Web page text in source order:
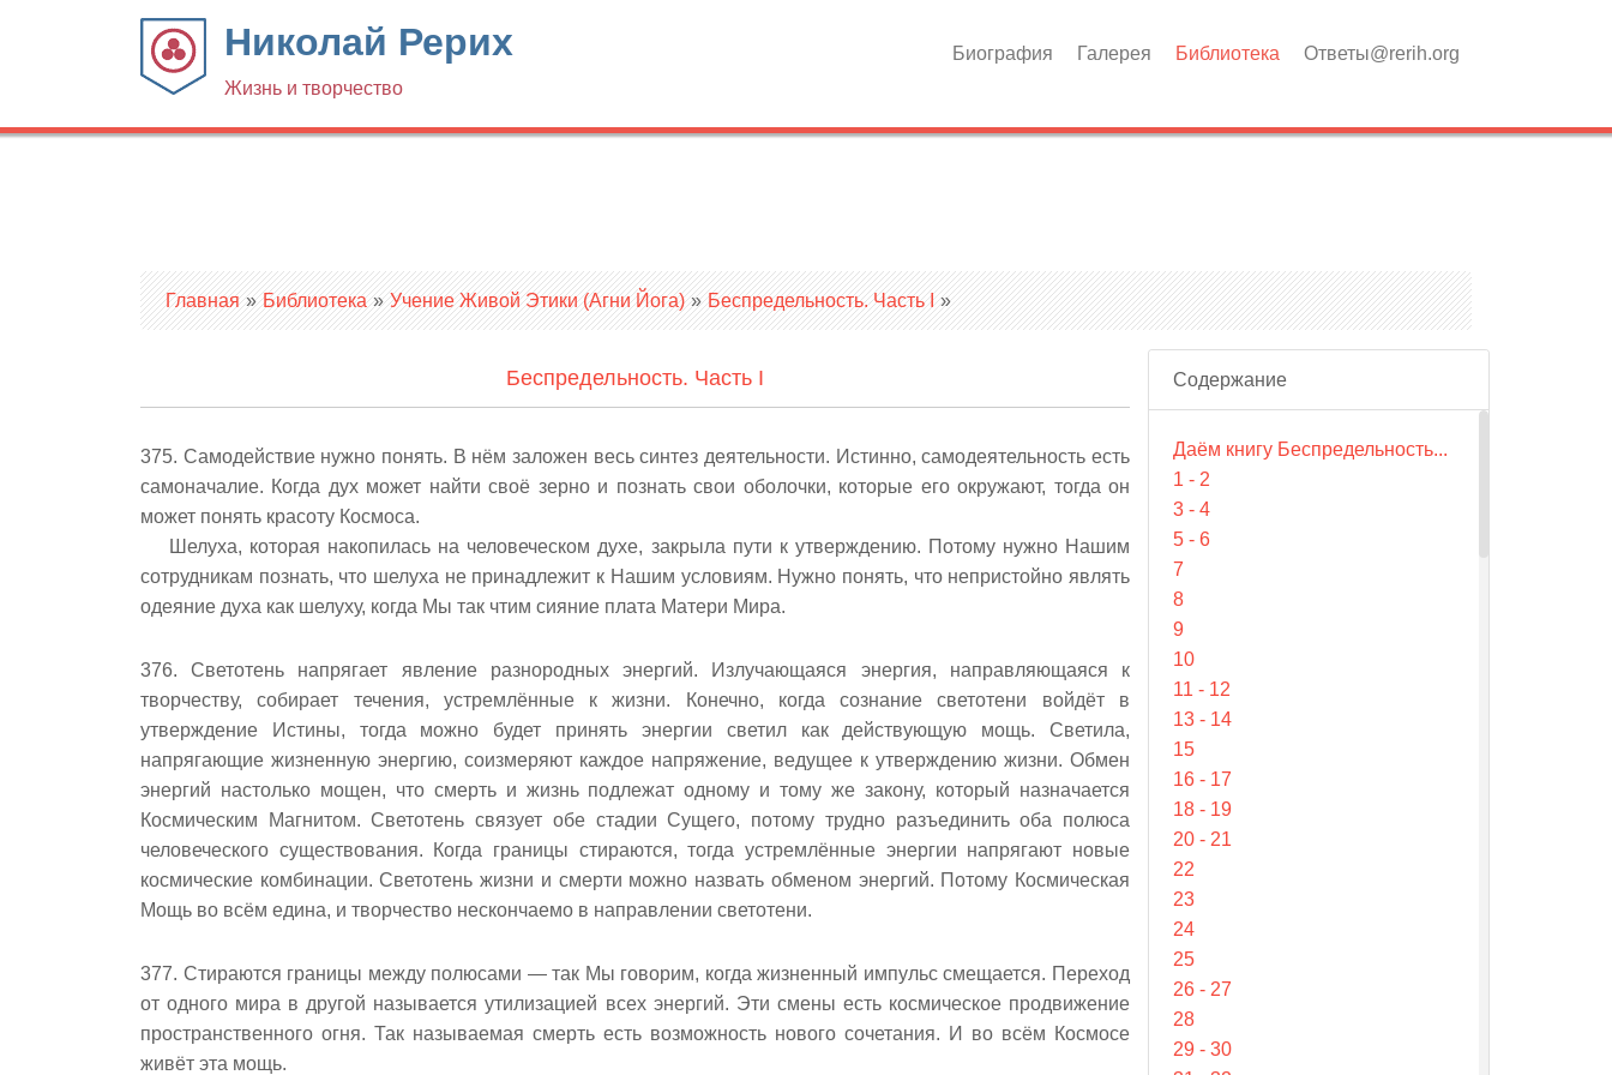
Николай Рерих
Жизнь и творчество
Биография Галерея Библиотека Ответы@rerih.org
Вы здесь
Главная » Библиотека » Учение Живой Этики (Агни Йога) » Беспредельность. Часть I »
Беспредельность. Часть I
375. Самодействие нужно понять. В нём заложен весь синтез деятельности. Истинно, самодеятельность есть
самоначалие. Когда дух может найти своё зерно и познать свои оболочки, которые его окружают, тогда он
может понять красоту Космоса.
Шелуха, которая накопилась на человеческом духе, закрыла пути к утверждению. Потому нужно Нашим
сотрудникам познать, что шелуха не принадлежит к Нашим условиям. Нужно понять, что непристойно являть
одеяние духа как шелуху, когда Мы так чтим сияние плата Матери Мира.
376. Светотень напрягает явление разнородных энергий. Излучающаяся энергия, направляющаяся к
творчеству, собирает течения, устремлённые к жизни. Конечно, когда сознание светотени войдёт в
утверждение Истины, тогда можно будет принять энергии светил как действующую мощь. Светила,
напрягающие жизненную энергию, соизмеряют каждое напряжение, ведущее к утверждению жизни. Обмен
энергий настолько мощен, что смерть и жизнь подлежат одному и тому же закону, который назначается
Космическим Магнитом. Светотень связует обе стадии Сущего, потому трудно разъединить оба полюса
человеческого существования. Когда границы стираются, тогда устремлённые энергии напрягают новые
космические комбинации. Светотень жизни и смерти можно назвать обменом энергий. Потому Космическая
Мощь во всём едина, и творчество нескончаемо в направлении светотени.
377. Стираются границы между полюсами — так Мы говорим, когда жизненный импульс смещается. Переход
от одного мира в другой называется утилизацией всех энергий. Эти смены есть космическое продвижение
пространственного огня. Так называемая смерть есть возможность нового сочетания. И во всём Космосе
живёт эта мощь.
Содержание
Даём книгу Беспредельность...
1 - 2
3 - 4
5 - 6
7
8
9
10
11 - 12
13 - 14
15
16 - 17
18 - 19
20 - 21
22
23
24
25
26 - 27
28
29 - 30